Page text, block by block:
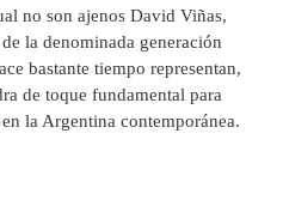
no son ajenos David Viñas,
la denominada generación
bastante tiempo representan,
de toque fundamental para
la Argentina contemporánea.